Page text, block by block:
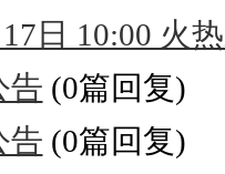
日 10:00 火
告 (0篇回复)
告 (0篇回复)